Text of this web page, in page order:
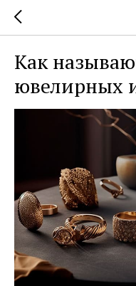
Как
ювелирных